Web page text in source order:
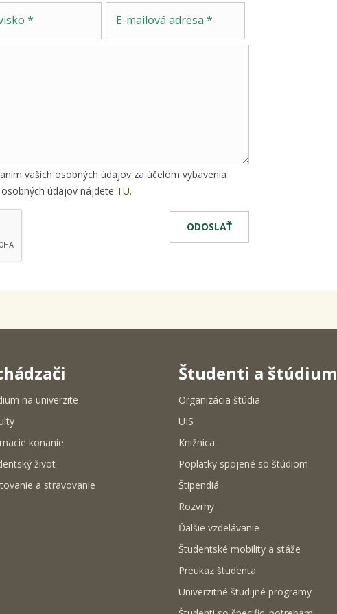
vašich osobných údajov za účelom vybavenia
údajov nájdete TU.
na univerzite
konanie
život
a stravovanie
Študenti a štúdium
Organizácia štúdia
UIS
Knižnica
Poplatky spojené so štúdiom
Štipendiá
Rozvrhy
Ďalšie vzdelávanie
Študentské mobility a stáže
Preukaz študenta
Univerzitné študijné programy